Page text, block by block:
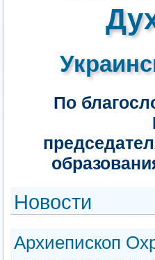
По
Новости
Архиепископ